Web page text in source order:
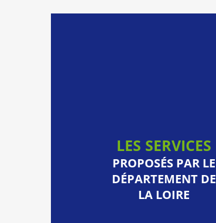
LES SERVICES
PROPOSÉS PAR LE
DÉPARTEMENT DE
LA LOIRE